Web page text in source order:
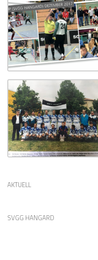
AKTUELL
SVGG HANGARD